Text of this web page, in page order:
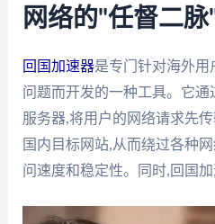
网络的"任督二脉
回国加速器是专门针对海外用
问题而开发的一种工具。它
服务器,将用户的网络请求先
国内目标网站,从而绕过各种
问速度和稳定性。同时,回国